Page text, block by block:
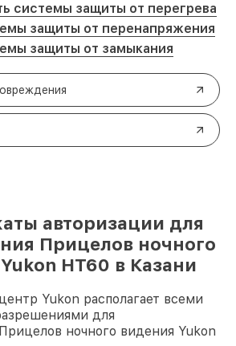
системы защиты от перегрева
защиты от перенапряжения
защиты от замыкания
авторизации для
Прицелов ночного
HT60 в Казани
Yukon располагает всеми
для
ночного видения Yukon